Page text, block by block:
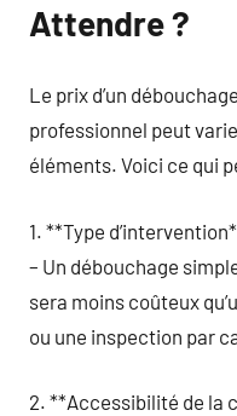
Attendre ?
Le prix d’un
professionnel peut
éléments. Voici ce qui
1. **Type
– Un débouchage
sera moins coûteux
ou une inspection par
2. **Accessibilité de la